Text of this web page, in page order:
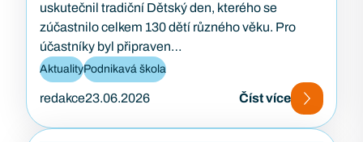
uskutečnil tradiční Dětský den, kterého se
zúčastnilo celkem 130 dětí různého věku. Pro
účastníky byl připraven…
AktualityPodnikavá škola
redakce23.06.2026 Číst více